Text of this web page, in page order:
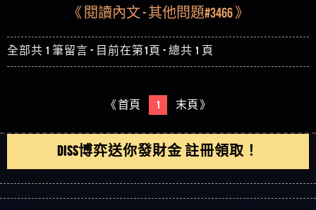
《 閱讀內文 - 其他問題#3466 》
全部共 1 筆留言 - 目前在第1頁 - 總共 1 頁
《 首頁 1 末頁 》
DISS博弈送你發財金 註冊領取！